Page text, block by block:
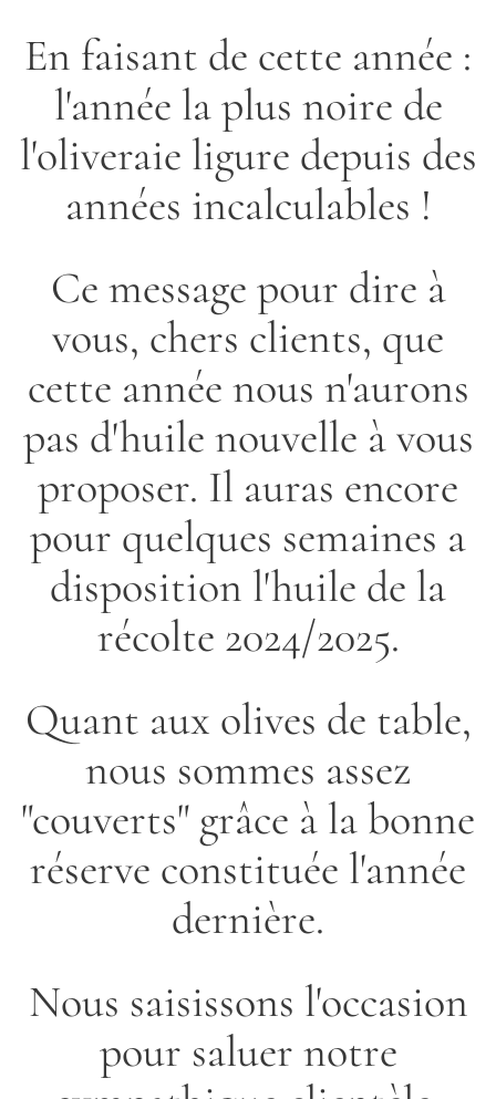
En faisant de cette année :
l'année la plus noire de
l'oliveraie ligure depuis des
années incalculables !
Ce message pour dire à
vous, chers clients, que
cette année nous n'aurons
pas d'huile nouvelle à vous
proposer. Il auras encore
pour quelques semaines a
disposition l'huile de la
récolte 2024/2025.
Quant aux olives de table,
nous sommes assez
"couverts" grâce à la bonne
réserve constituée l'année
dernière.
Nous saisissons l'occasion
pour saluer notre